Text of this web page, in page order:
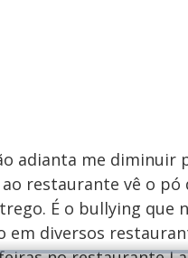
adianta me diminuir
restaurante vê o
É o bullying que
diversos